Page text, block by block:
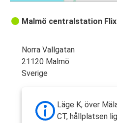
Malmö centralstation
Norra Vallgatan
21120 Malmö
Sverige
Läge K, över
CT, hållplatsen